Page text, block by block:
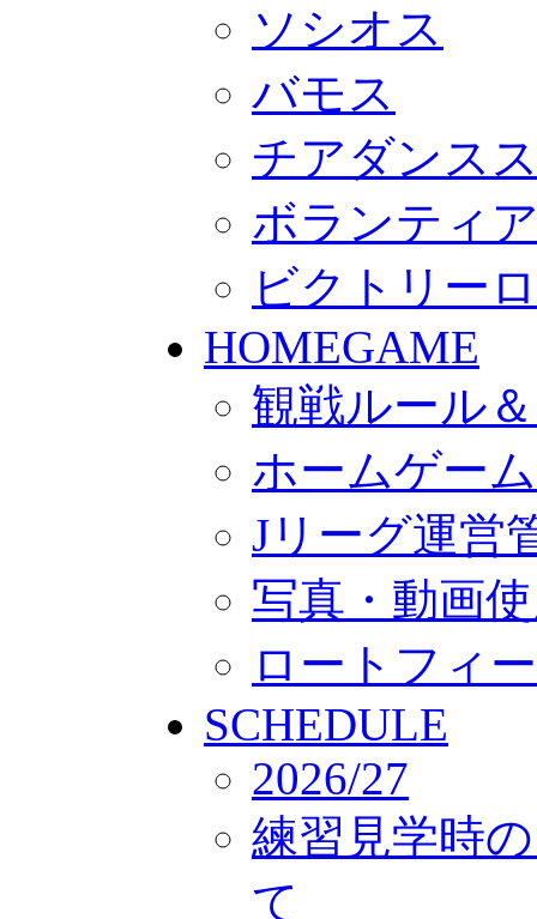
ソシオス
バモス
チアダンス
ボランティ
ビクトリー
HOMEGAME
観戦ルール
ホームゲー
Jリーグ運営
写真・動画
ロートフィ
SCHEDULE
2026/27
練習見学時
て